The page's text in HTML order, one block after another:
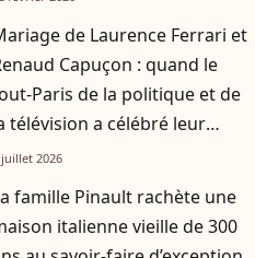
de Laurence Ferrari et
Capuçon : quand le
Paris de la politique et de
télévision a célébré leur
2026
famille Pinault rachète une
italienne vieille de 300